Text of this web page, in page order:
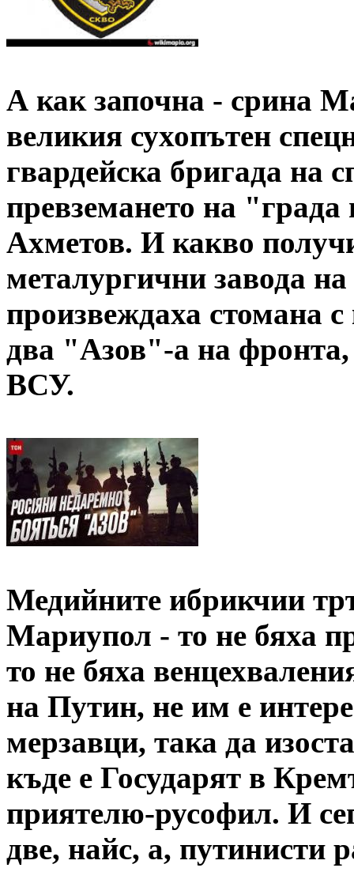
А как започна - срина
великия сухопътен
гвардейска бригада на
превземането на
Ахметов. И какво
металургични завода
произвеждаха стомана
два "Азов"-а на
ВСУ.
Медийните ибрикчии
Мариупол - то не бяха
то не бяха
на Путин, не им е
мерзавци, така да
къде е Государят в
приятелю-русофил. И
две, найс, а, путинисти